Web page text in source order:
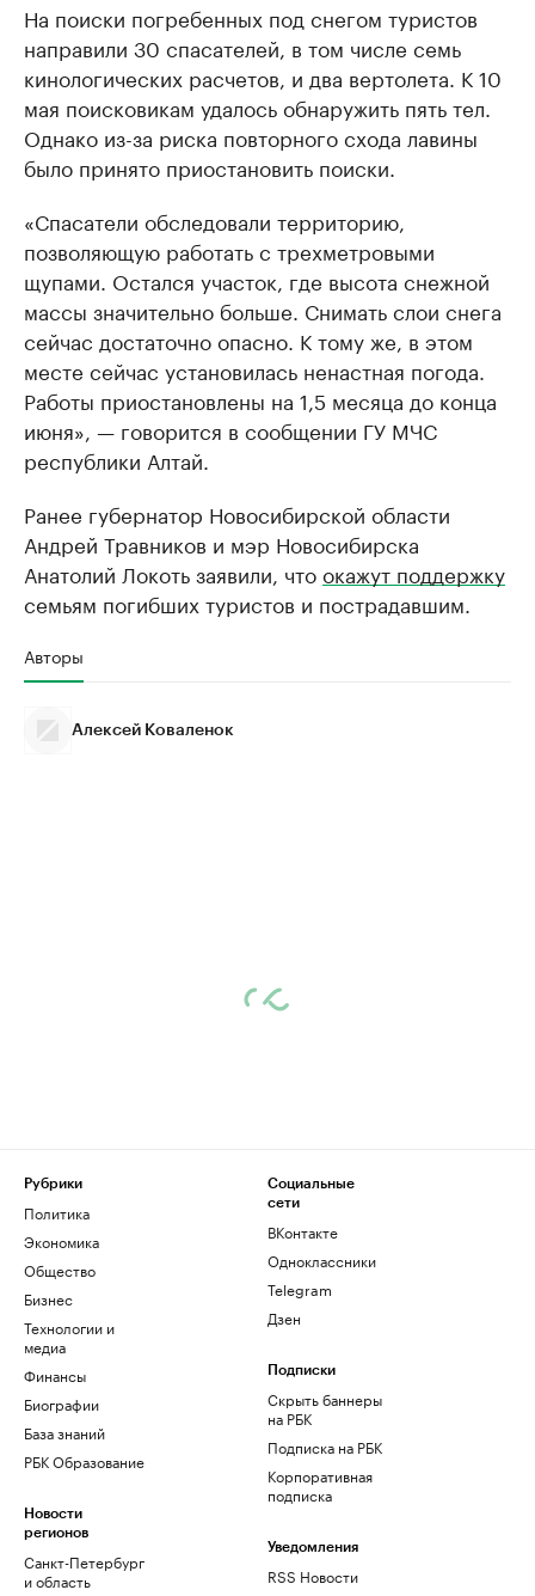
На поиски погребенных под снегом туристов
направили 30 спасателей, в том числе семь
кинологических расчетов, и два вертолета. К 10
мая поисковикам удалось обнаружить пять тел.
Однако из-за риска повторного схода лавины
было принято приостановить поиски.
«Спасатели обследовали территорию,
позволяющую работать с трехметровыми
щупами. Остался участок, где высота снежной
массы значительно больше. Снимать слои снега
сейчас достаточно опасно. К тому же, в этом
месте сейчас установилась ненастная погода.
Работы приостановлены на 1,5 месяца до конца
июня», — говорится в сообщении ГУ МЧС
республики Алтай.
Ранее губернатор Новосибирской области
Андрей Травников и мэр Новосибирска
Анатолий Локоть заявили, чтоокажут поддержку
семьям погибших туристов и пострадавшим.
Авторы
Алексей Коваленок
Рубрики
Политика
Экономика
Общество
Бизнес
Технологии и
медиа
Финансы
Биографии
База знаний
РБК Образование
Новости
регионов
Санкт-Петербург
и область
Социальные
сети
ВКонтакте
Одноклассники
Telegram
Дзен
Подписки
Скрыть баннеры
на РБК
Подписка на РБК
Корпоративная
подписка
Уведомления
RSS Новости